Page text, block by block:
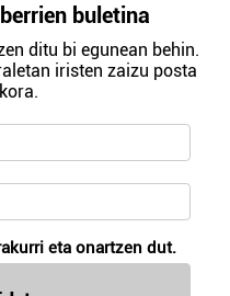
buletina
ditu bi egunean behin.
iristen zaizu posta
eta onartzen dut.